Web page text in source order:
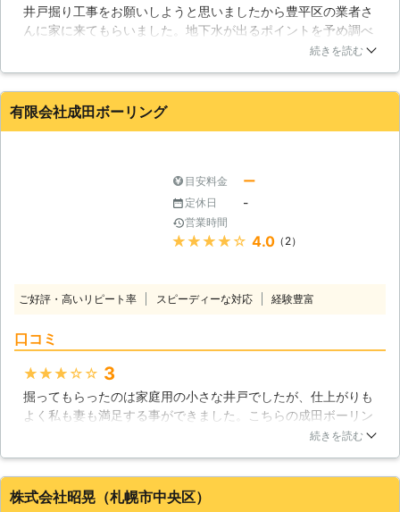
井戸掘り工事をお願いしようと思いましたから豊平区の業者さ
んに家に来てもらいました。地下水が出るポイントを予め調べ
てからの施工となりましたから、確実に井戸が出来上がりまし
戸掘り業者の方には感謝をしています。
北海道 札幌市豊平区 2016年10月30日
続きを読む
有限会社成田ボーリング
目安料金 ー
定休日 -
営業時間
★★★★★ 4.0（2）
ご好評・高いリピート率 スピーディーな対応 経験豊富
口コミ
★★★★★ 3
掘ってもらったのは家庭用の小さな井戸でしたが、仕上がりも
よく私も妻も満足する事ができました。こちらの成田ボーリン
グには、とてもリーズナブルな値段で家庭用の井戸掘りの工事
私としてもおススメですね。
続きを読む
株式会社昭晃（札幌市中央区）